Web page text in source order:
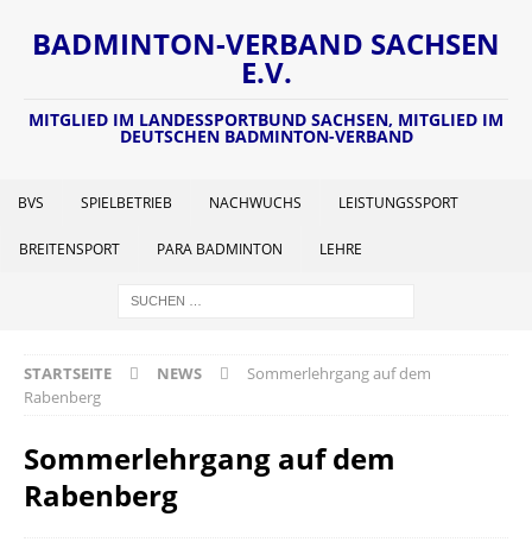
BADMINTON-VERBAND SACHSEN
E.V.
MITGLIED IM LANDESSPORTBUND SACHSEN, MITGLIED IM
DEUTSCHEN BADMINTON-VERBAND
BVS SPIELBETRIEB NACHWUCHS LEISTUNGSSPORT
BREITENSPORT PARA BADMINTON LEHRE
STARTSEITE NEWS
Sommerlehrgang auf dem
Rabenberg
Sommerlehrgang auf dem
Rabenberg